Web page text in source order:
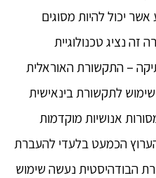
אשר יכול להיות מסוגים
זה נציג טכנולוגיית
– התקשורת האוראלית
לתקשורת בינאישית
אנושיות מוקדמות
הכמעט בלעדי להעברת
הבודהיסטית נעשה שימוש